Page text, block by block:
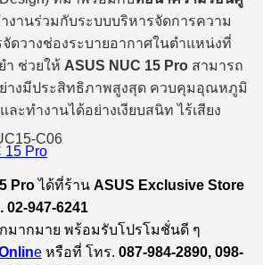
งานร่วมกับระบบบริหารจัดการความ
ดวางช่องระบายอากาศในตำแหน่งที่
ช่วยให้ ASUS NUC 15 Pro สามารถ
างมีประสิทธิภาพสูงสุด ควบคุมอุณหภูมิ
ละทำงานได้อย่างเงียบสนิท ไร้เสียง
15 Pro
Proได้ที่ร้าน ASUS Exclusive Store
02-947-6241
มากมาย พร้อมรับโปรโมชั่นดี ๆ
e หรือที่ โทร. 087-984-2890, 098-